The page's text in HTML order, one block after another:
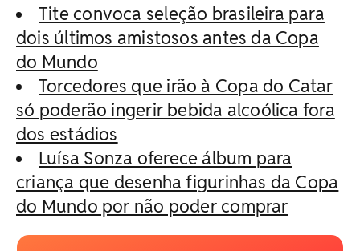
Tite convoca seleção brasileira para
dois últimos amistosos antes da Copa
do Mundo
Torcedores que irão à Copa do Catar
só poderão ingerir bebida alcoólica fora
dos estádios
Luísa Sonza oferece álbum para
criança que desenha figurinhas da Copa
do Mundo por não poder comprar